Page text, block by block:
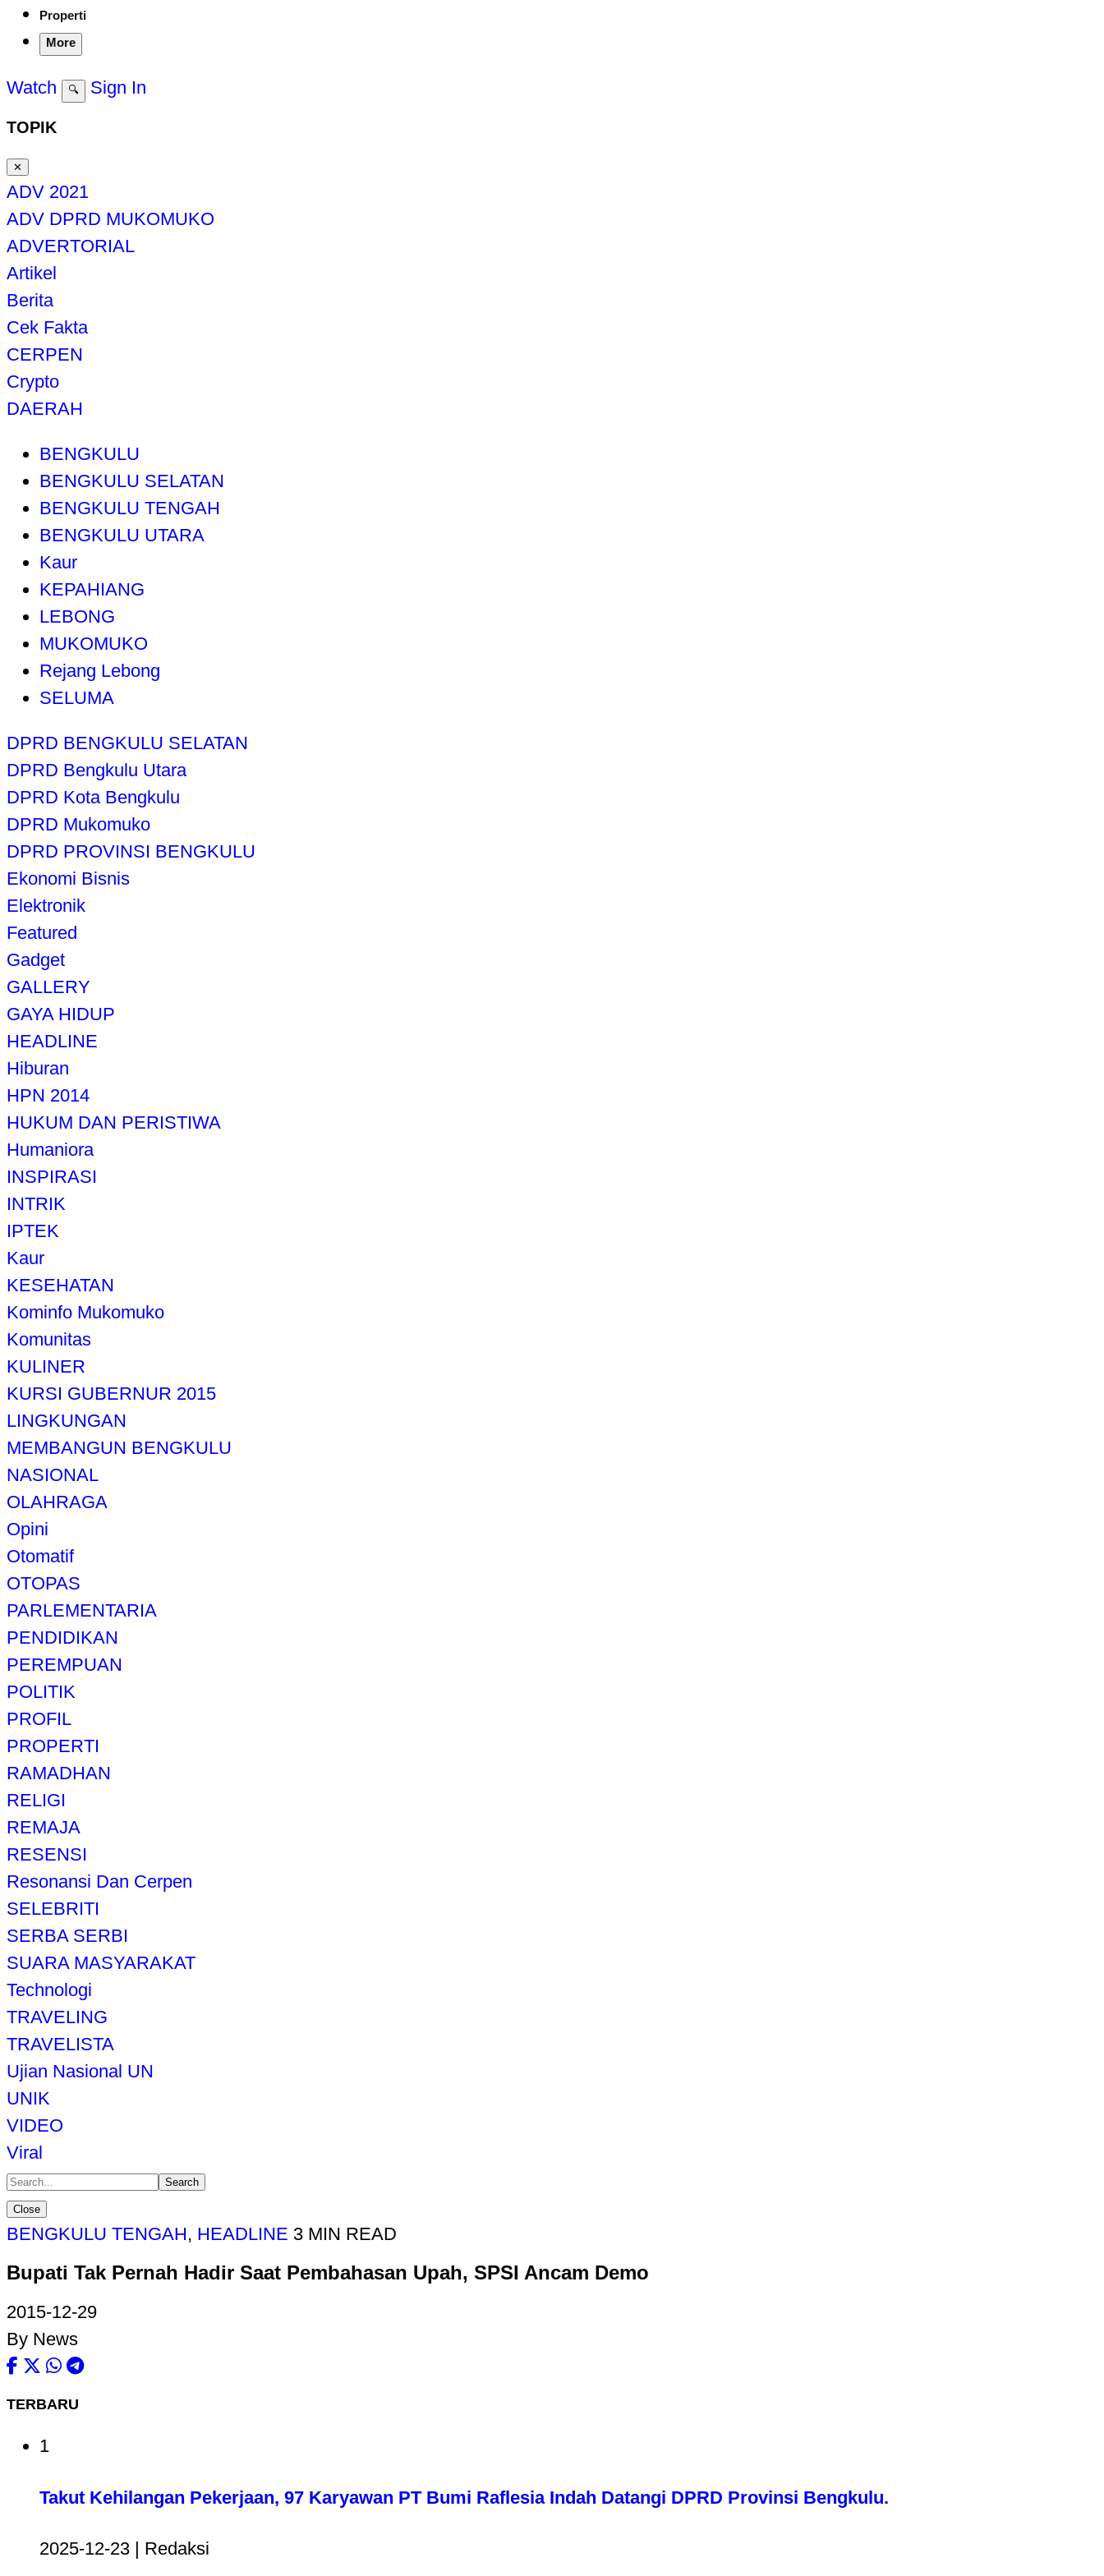
Properti
More
Watch 🔍 Sign In
TOPIK
✕
ADV 2021
ADV DPRD MUKOMUKO
ADVERTORIAL
Artikel
Berita
Cek Fakta
CERPEN
Crypto
DAERAH
BENGKULU
BENGKULU SELATAN
BENGKULU TENGAH
BENGKULU UTARA
Kaur
KEPAHIANG
LEBONG
MUKOMUKO
Rejang Lebong
SELUMA
DPRD BENGKULU SELATAN
DPRD Bengkulu Utara
DPRD Kota Bengkulu
DPRD Mukomuko
DPRD PROVINSI BENGKULU
Ekonomi Bisnis
Elektronik
Featured
Gadget
GALLERY
GAYA HIDUP
HEADLINE
Hiburan
HPN 2014
HUKUM DAN PERISTIWA
Humaniora
INSPIRASI
INTRIK
IPTEK
Kaur
KESEHATAN
Kominfo Mukomuko
Komunitas
KULINER
KURSI GUBERNUR 2015
LINGKUNGAN
MEMBANGUN BENGKULU
NASIONAL
OLAHRAGA
Opini
Otomatif
OTOPAS
PARLEMENTARIA
PENDIDIKAN
PEREMPUAN
POLITIK
PROFIL
PROPERTI
RAMADHAN
RELIGI
REMAJA
RESENSI
Resonansi Dan Cerpen
SELEBRITI
SERBA SERBI
SUARA MASYARAKAT
Technologi
TRAVELING
TRAVELISTA
Ujian Nasional UN
UNIK
VIDEO
Viral
Search
Close
BENGKULU TENGAH, HEADLINE 3 MIN READ
Bupati Tak Pernah Hadir Saat Pembahasan Upah, SPSI Ancam Demo
2015-12-29
By News
TERBARU
1
Takut Kehilangan Pekerjaan, 97 Karyawan PT Bumi Raflesia Indah Datangi DPRD Provinsi Bengkulu.
2025-12-23 | Redaksi